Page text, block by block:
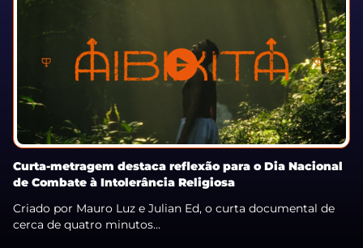
Curta-metragem destaca reflexão para o Dia Nacional
de Combate à Intolerância Religiosa
Criado por Mauro Luz e Julian Ed, o curta documental de
cerca de quatro minutos...